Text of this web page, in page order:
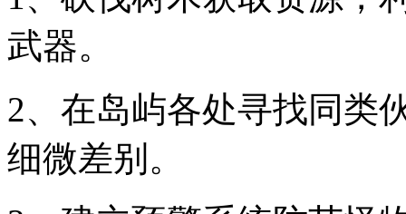
武器。
2、在岛屿各处寻找同类
细微差别。